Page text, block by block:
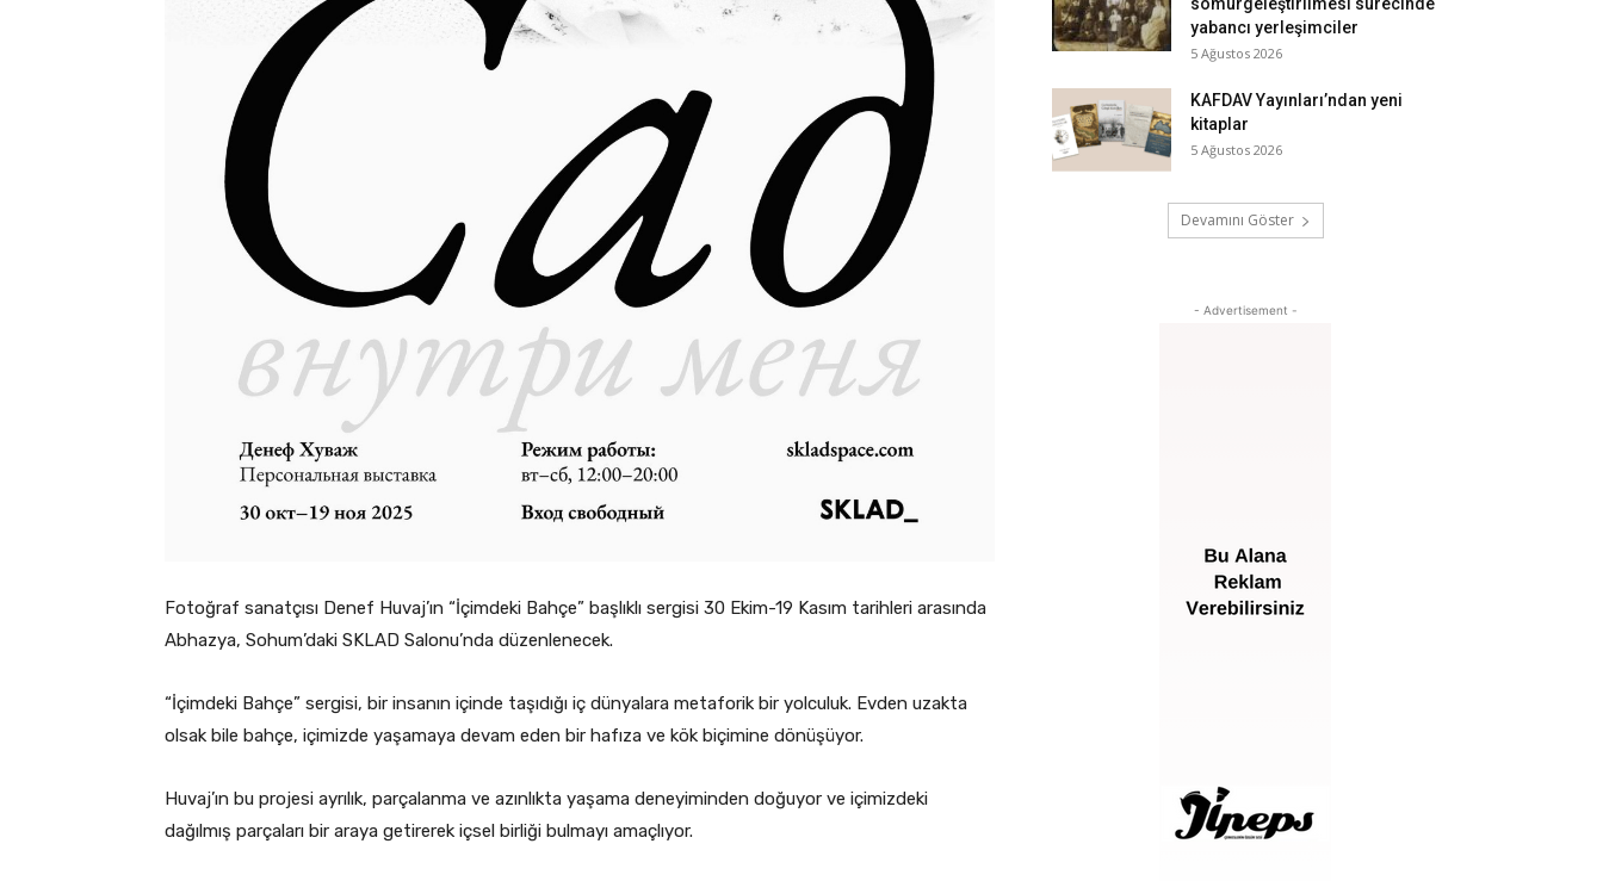
Fotoğraf sanatçısı Denef Huvaj’ın “İçimdeki Bahçe” başlıklı sergisi 30 Ekim-19 Kasım tarihleri arasında
Abhazya, Sohum’daki SKLAD Salonu’nda düzenlenecek.
“İçimdeki Bahçe” sergisi, bir insanın içinde taşıdığı iç dünyalara metaforik bir yolculuk. Evden uzakta
olsak bile bahçe, içimizde yaşamaya devam eden bir hafıza ve kök biçimine dönüşüyor.
Huvaj’ın bu projesi ayrılık, parçalanma ve azınlıkta yaşama deneyiminden doğuyor ve içimizdeki
dağılmış parçaları bir araya getirerek içsel birliği bulmayı amaçlıyor.
yabancı yerleşimciler
5 Ağustos 2026
KAFDAV Yayınları’ndan yeni
kitaplar
5 Ağustos 2026
Devamını Göster
- Advertisement -